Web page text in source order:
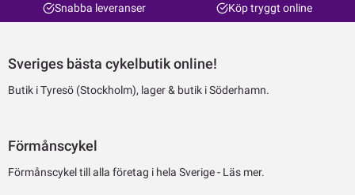
Snabba leveranser Köp tryggt online
Sveriges bästa cykelbutik online!
Butik i Tyresö (Stockholm), lager & butik i Söderhamn.
Förmånscykel
Förmånscykel till alla företag i hela Sverige - Läs mer.